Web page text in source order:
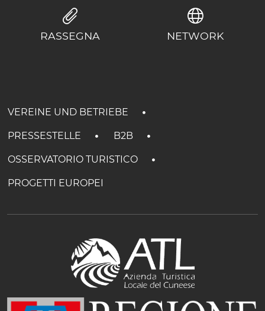
RASSEGNA NETWORK
VEREINE UND BETRIEBE
PRESSESTELLE B2B
OSSERVATORIO TURISTICO
PROGETTI EUROPEI